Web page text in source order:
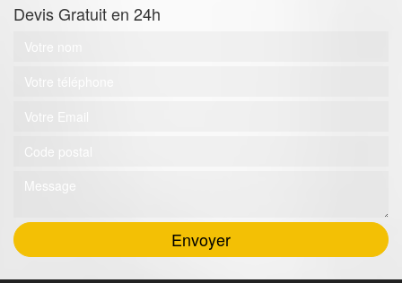
Devis Gratuit en 24h